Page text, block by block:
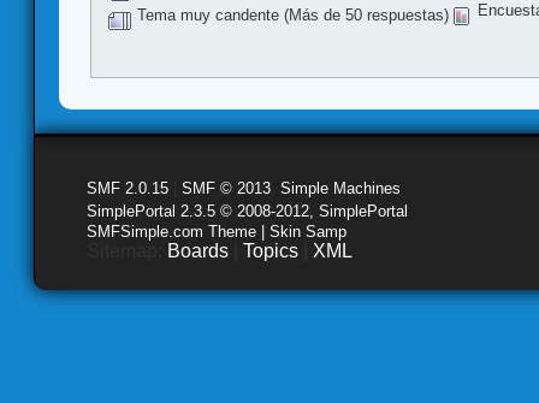
Tema muy candente (Más de 50 respuestas)
SMF 2.0.15 SMF © 2013 Simple Machines
SimplePortal 2.3.5 © 2008-2012, SimplePortal
SMFSimple.com Theme | Skin Samp
Boards Topics XML